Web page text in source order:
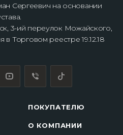
Сергеевич на основании
3-ий переулок Можайского,
в Торговом реестре 19.12.18
ПОКУПАТЕЛЮ
О КОМПАНИИ